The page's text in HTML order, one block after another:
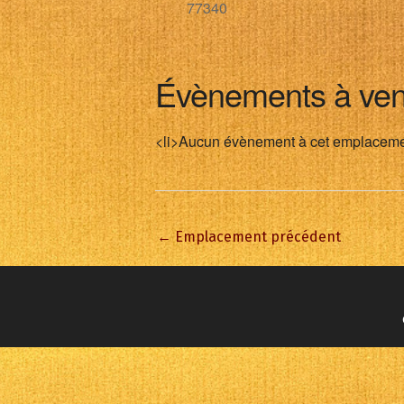
77340
Évènements à
<li>Aucun évènement à cet
←Emplacement précédent